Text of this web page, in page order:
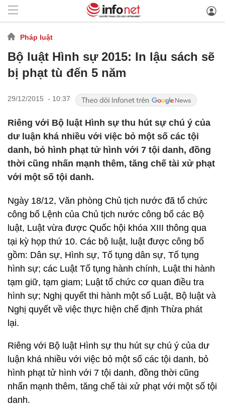
Pháp luật
Bộ luật Hình sự 2015: In lậu sách sẽ
bị phạt tù đến 5 năm
29/12/2015 - 10:37
Riêng với Bộ luật Hình sự thu hút sự chú ý của
dư luận khá nhiều với việc bỏ một số các tội
danh, bỏ hình phạt tử hình với 7 tội danh, đồng
thời cũng nhấn mạnh thêm, tăng chế tài xử phạt
với một số tội danh.
Ngày 18/12, Văn phòng Chủ tịch nước đã tổ chức
công bố Lệnh của Chủ tịch nước công bố các Bộ
luật, Luật vừa được Quốc hội khóa XIII thông qua
tại kỳ họp thứ 10. Các bộ luật, luật được công bố
gồm: Dân sự, Hình sự, Tố tụng dân sự, Tố tụng
hình sự; các Luật Tố tụng hành chính, Luật thi hành
tạm giữ, tạm giam; Luật tổ chức cơ quan điều tra
hình sự; Nghị quyết thi hành một số Luật, Bộ luật và
Nghị quyết về việc thực hiện chế định Thừa phát
lại.
Riêng với Bộ luật Hình sự thu hút sự chú ý của dư
luận khá nhiều với việc bỏ một số các tội danh, bỏ
hình phạt tử hình với 7 tội danh, đồng thời cũng
nhấn mạnh thêm, tăng chế tài xử phạt với một số tội
danh.